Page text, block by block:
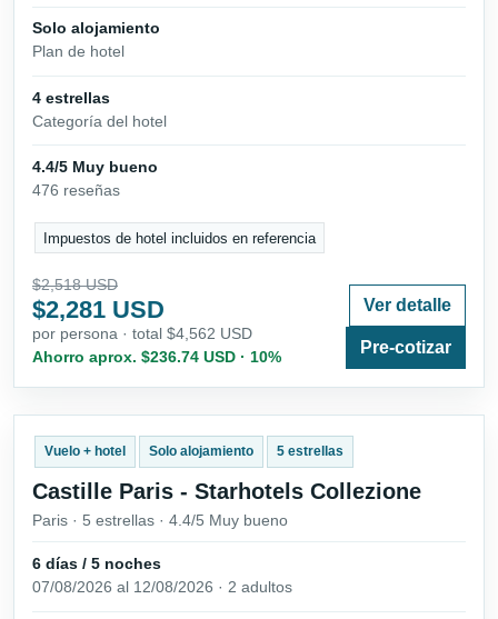
Solo alojamiento
Plan de hotel
4 estrellas
Categoría del hotel
4.4/5 Muy bueno
476 reseñas
Impuestos de hotel incluidos en referencia
$2,518 USD
$2,281 USD
por persona · total $4,562 USD
Ahorro aprox. $236.74 USD · 10%
Ver detalle
Pre-cotizar
Vuelo + hotel Solo alojamiento 5 estrellas
Castille Paris - Starhotels Collezione
Paris · 5 estrellas · 4.4/5 Muy bueno
6 días / 5 noches
07/08/2026 al 12/08/2026 · 2 adultos